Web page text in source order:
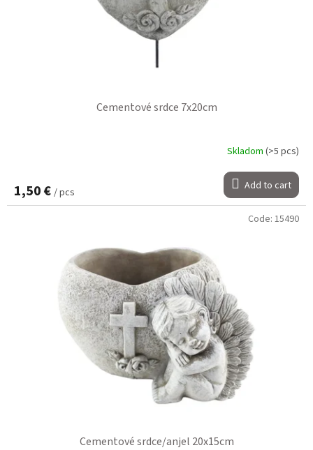
Cementové srdce 7x20cm
Skladom (>5 pcs)
1,50 € / pcs Add to cart
Cementové srdce/anjel 20x15cm
Code: 15490